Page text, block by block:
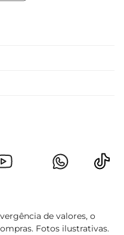
e qualidade, ele
das melhores
de valores, o
Fotos ilustrativas.